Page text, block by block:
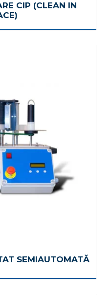
CIP (CLEAN IN
SEMIAUTOMATĂ